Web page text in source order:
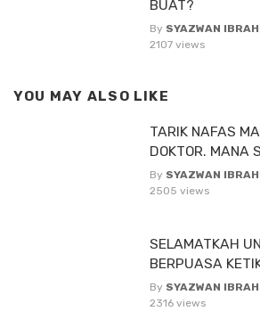
BUAT?
By SYAZWAN
2107 views
YOU MAY ALSO LIKE
TARIK NAFAS
DOKTOR. MANA
By SYAZWAN
2505 views
SELAMATKAH
BERPUASA
By SYAZWAN
2316 views